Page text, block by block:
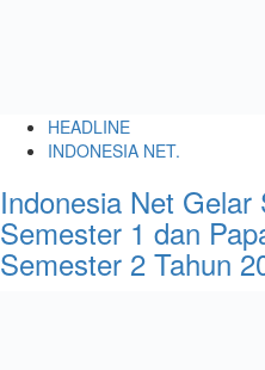
HEADLINE
INDONESIA NET.
Indonesia Net
Semester 1 dan
Semester 2 Tahun